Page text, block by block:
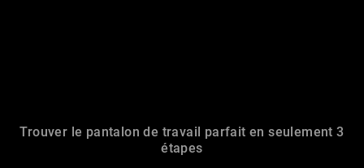
Trouver le pantalon de travail parfait en seulement 3
étapes